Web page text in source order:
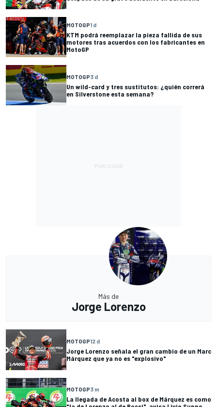
MOTOGP1 d
KTM podrá reemplazar la pieza fallida de sus
motores tras acuerdos con los fabricantes en
MotoGP
MOTOGP3 d
Un wild-card y tres sustitutos: ¿quién correrá
en Silverstone esta semana?
Más de
Jorge Lorenzo
MOTOGP12 d
Jorge Lorenzo señala el gran cambio de un Marc
Márquez que ya no es "explosivo"
MOTOGP3 m
La llegada de Acosta al box de Márquez es como